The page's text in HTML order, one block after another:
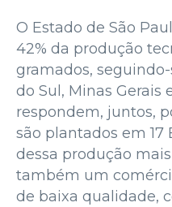
O Estado de São
42% da produção
gramados,
do Sul, Minas Gerais
respondem, juntos,
são plantados em 17
dessa produção
também um
de baixa qualidade,